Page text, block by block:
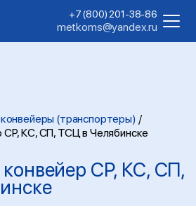
+7 (800) 201-38-86
metkoms@yandex.ru
(транспортеры) /
СР, КС, СП, ТСЦ в Челябинске
СР, КС, СП,